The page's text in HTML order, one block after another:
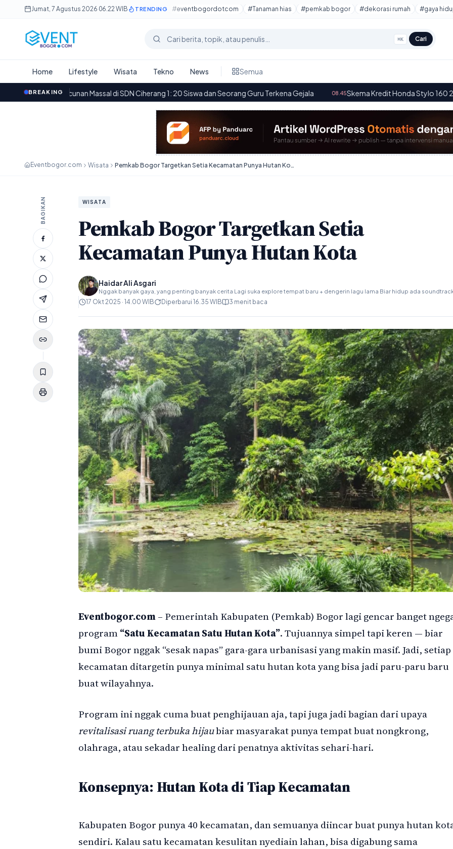
Lewati ke konten utama
Jumat, 7 Agustus 2026·06.22 WIB TRENDING #eventbogordotcom #Tanaman hias #pemkab bogor #dekorasi rumah #gaya
Cari berita ⌘K Cari
Home Lifestyle Wisata Tekno News Semua
BREAKING
Massal di SDN Ciherang 1: 20 Siswa dan Seorang Guru Terkena Gejala· 08.45Skema Kredit Honda Stylo 160 2026: Cicilan Mulai
Eventbogor.com Wisata Pemkab Bogor Targetkan Setia Kecamatan Punya Hutan Kota
BAGIKAN WISATA
Pemkab Bogor Targetkan Setia
Kecamatan Punya Hutan Kota
Haidar Ali Asgari
Nggak banyak gaya, yang penting banyak cerita Lagi suka explore tempat baru + dengerin lagu lama Biar hidup ada
17 Okt 2025 · 14.00 WIB Diperbarui 16.35 WIB 3 menit baca
Eventbogor.com– Pemerintah Kabupaten (Pemkab) Bogor lagi gencar banget
program“Satu Kecamatan Satu Hutan Kota”. Tujuannya simpel tapi keren — biar
bumi Bogor nggak “sesak napas” gara-gara urbanisasi yang makin masif. Jadi, setiap
kecamatan ditargetin punya minimal satu hutan kota yang bisa jadi paru-paru baru
buat wilayahnya.
Program ini nggak cuma buat penghijauan aja, tapi juga jadi bagian dari upaya
revitalisasi ruang terbuka hijaubiar masyarakat punya tempat buat nongkrong,
olahraga, atau sekadar healing dari penatnya aktivitas sehari-hari.
Konsepnya: Hutan Kota di Tiap Kecamatan
Kabupaten Bogor punya 40 kecamatan, dan semuanya diincar buat punya hutan
sendiri. Kalau satu kecamatan kesulitan nyediain lahan, bisa digabung sama